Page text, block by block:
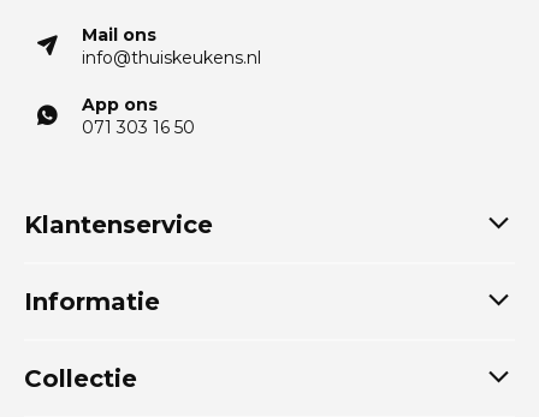
Mail ons
info@thuiskeukens.nl
App ons
071 303 16 50
Klantenservice
Informatie
Collectie